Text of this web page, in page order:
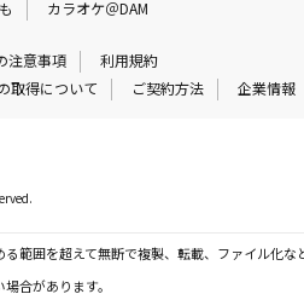
カラオケ＠DAM
注意事項
利用規約
取得について ご契約方法 企業情報
範囲を超えて無断で複製、転載、ファイル化な
合があります。